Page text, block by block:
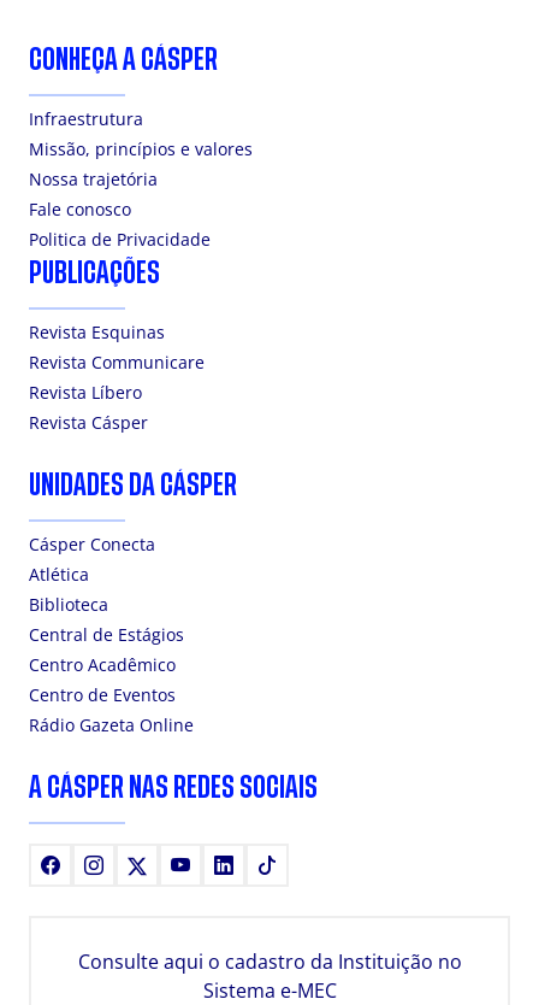
CONHEÇA A CÁSPER
Infraestrutura
Missão, princípios e valores
Nossa trajetória
Fale conosco
Politica de Privacidade
PUBLICAÇÕES
Revista Esquinas
Revista Communicare
Revista Líbero
Revista Cásper
UNIDADES DA CÁSPER
Cásper Conecta
Atlética
Biblioteca
Central de Estágios
Centro Acadêmico
Centro de Eventos
Rádio Gazeta Online
A CÁSPER NAS REDES SOCIAIS
FacebookInstagram YoutubeLinkedIn
Consulte aqui o cadastro da Instituição no
Sistema e-MEC